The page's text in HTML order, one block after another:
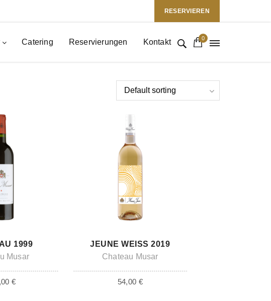
RESERVIEREN
0
Catering Reservierungen Kontakt
CART
1999
Musar
€
ADD TO CART
JEUNE WEISS 2019
Chateau Musar
54,00 €